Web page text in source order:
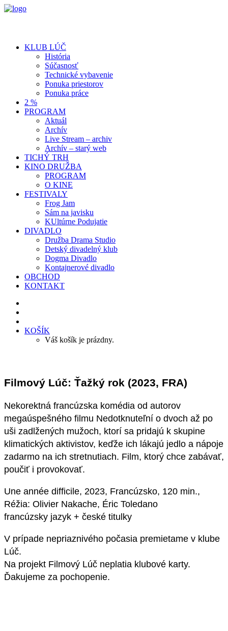
KLUB LÚČ
História
Súčasnosť
Technické vybavenie
Ponuka priestorov
Ponuka práce
2 %
PROGRAM
Aktuál
Archív
Live Stream – archiv
Archív – starý web
TICHÝ TRH
KINO DRUŽBA
PROGRAM
O KINE
FESTIVALY
Frog Jam
Sám na javisku
KUltúrne Podujatie
DIVADLO
Družba Drama Studio
Detský divadelný klub
Dogma Divadlo
Kontajnerové divadlo
OBCHOD
KONTAKT
KOŠÍK
Váš košík je prázdny.
Filmový Lúč: Ťažký rok (2023, FRA)
Nekorektná francúzska komédia od autorov
megaúspešného filmu Nedotknuteľní o dvoch až po
uši zadlžených mužoch, ktorí sa pridajú k skupine
klimatických aktivistov, keďže ich lákajú jedlo a nápoje
zadarmo na ich stretnutiach. Film, ktorý chce zabávať,
poučiť i provokovať.
Une année difficile, 2023, Francúzsko, 120 min.,
Réžia: Olivier Nakache, Éric Toledano
francúzsky jazyk + české titulky
V prípade nepriaznivého počasia premietame v klube
Lúč.
Na projekt Filmový Lúč neplatia klubové karty.
Ďakujeme za pochopenie.